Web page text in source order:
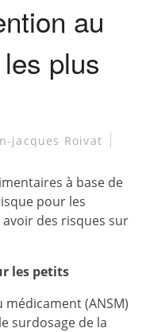
au
plus
jacques Roivat
à base de
pour les
des risques sur
les petits
médicament (ANSM)
surdosage de la